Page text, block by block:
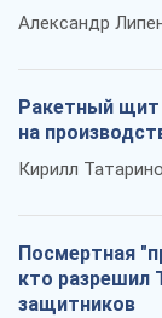
Александр
Ракетный щит
на
Кирилл
Посмертная
кто разрешил
защитников